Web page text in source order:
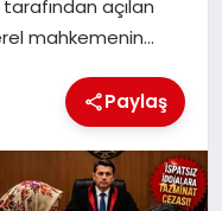
açılan
mahkemenin…
Paylaş